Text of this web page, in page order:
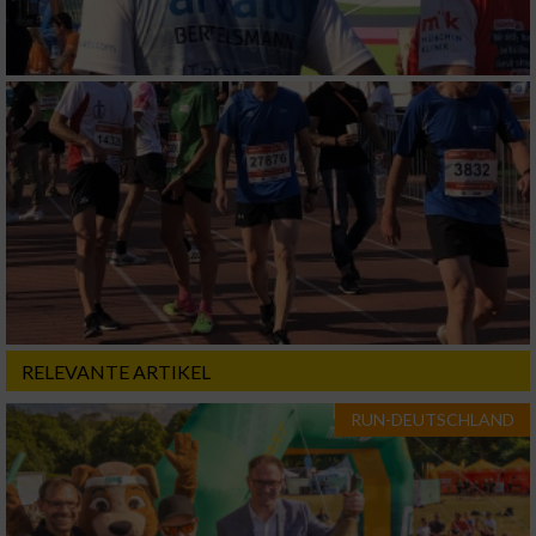
RELEVANTE ARTIKEL
RUN-DEUTSCHLAND
Verwendung von Profilen zur Auswahl
personalisierter Inhalte
Messung der Werbeleistung
Messung der Performance von Inhalten
Analyse von Zielgruppen durch Statistiken
oder Kombinationen von Daten aus
verschiedenen Quellen
Entwicklung und Verbesserung der Angebote
Verwendung reduzierter Daten zur Auswahl
von Inhalten
IAB-Besonderheiten:
Verwendung genauer Standortdaten